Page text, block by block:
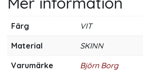
Färg VIT
Material SKINN
Varumärke Björn Borg